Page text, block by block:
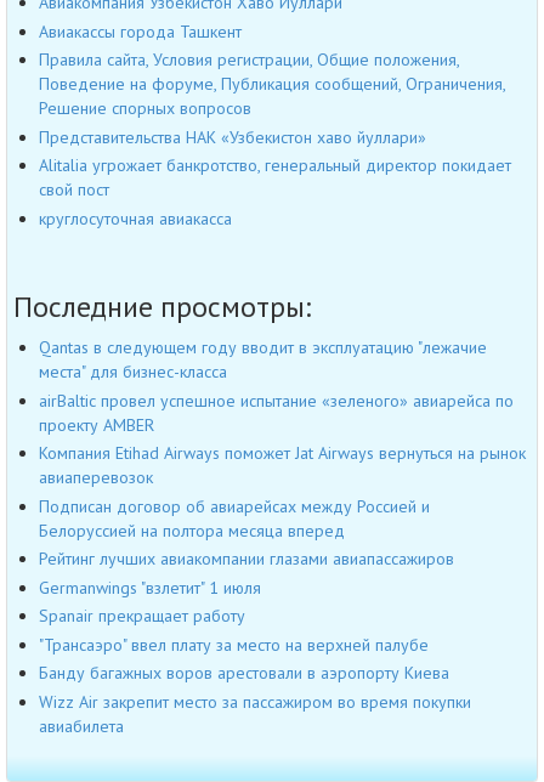
Авиакассы города Ташкент
Правила сайта, Условия регистрации, Общие положения,
Поведение на форуме, Публикация сообщений, Ограничения,
Решение спорных вопросов
Представительства НАК «Узбекистон хаво йуллари»
Alitalia угрожает банкротство, генеральный директор покидает
свой пост
круглосуточная авиакасса
Последние просмотры:
Qantas в следующем году вводит в эксплуатацию "лежачие
места" для бизнес-класса
airBaltic провел успешное испытание «зеленого» авиарейса по
проекту AMBER
Компания Etihad Airways поможет Jat Airways вернуться на рынок
авиаперевозок
Подписан договор об авиарейсах между Россией и
Белоруссией на полтора месяца вперед
Рейтинг лучших авиакомпании глазами авиапассажиров
Germanwings "взлетит" 1 июля
Spanair прекращает работу
"Трансаэро" ввел плату за место на верхней палубе
Банду багажных воров арестовали в аэропорту Киева
Wizz Air закрепит место за пассажиром во время покупки
авиабилета